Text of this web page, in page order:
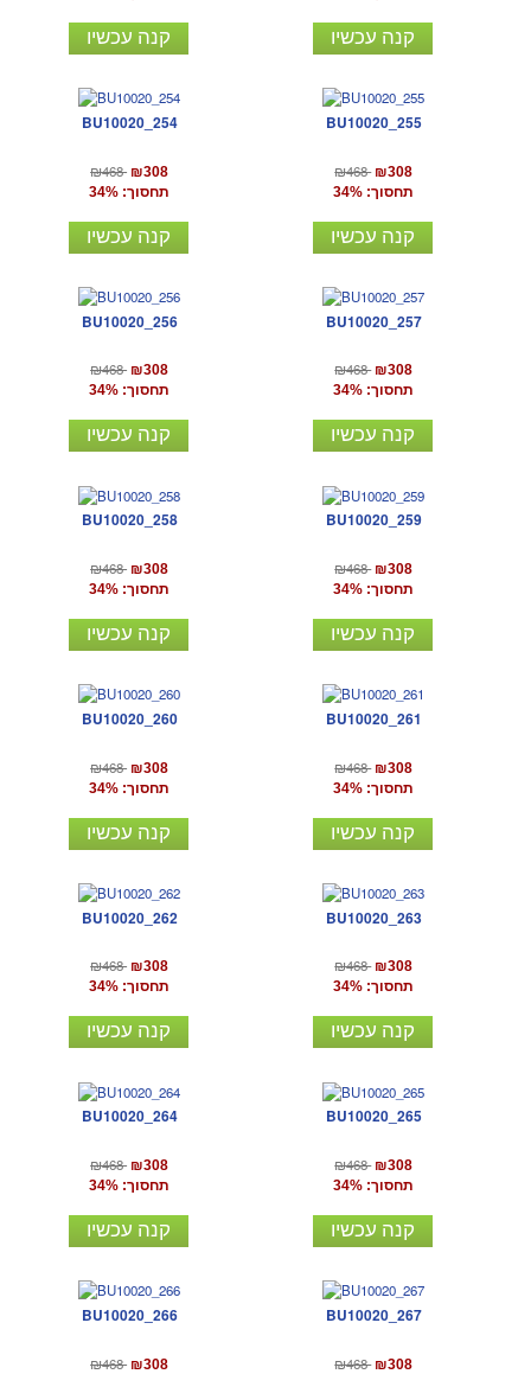
קנה עכשיו קנה עכשיו
BU10020_254
₪468 ₪308
תחסוך: 34%
קנה עכשיו
BU10020_255
₪468 ₪308
תחסוך: 34%
קנה עכשיו
BU10020_256
₪468 ₪308
תחסוך: 34%
קנה עכשיו
BU10020_257
₪468 ₪308
תחסוך: 34%
קנה עכשיו
BU10020_258
₪468 ₪308
תחסוך: 34%
קנה עכשיו
BU10020_259
₪468 ₪308
תחסוך: 34%
קנה עכשיו
BU10020_260
₪468 ₪308
תחסוך: 34%
קנה עכשיו
BU10020_261
₪468 ₪308
תחסוך: 34%
קנה עכשיו
BU10020_262
₪468 ₪308
תחסוך: 34%
קנה עכשיו
BU10020_263
₪468 ₪308
תחסוך: 34%
קנה עכשיו
BU10020_264
₪468 ₪308
תחסוך: 34%
קנה עכשיו
BU10020_265
₪468 ₪308
תחסוך: 34%
קנה עכשיו
BU10020_266
₪468 ₪308
BU10020_267
₪468 ₪308